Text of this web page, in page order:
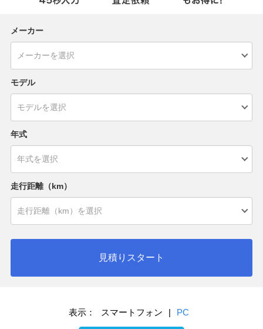
メーカー
モデル
年式
走行距離（km）
見積りスタート
表示： スマートフォン | PC